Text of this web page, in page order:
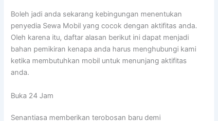
Boleh jadi anda sekarang kebingungan menentukan
penyedia Sewa Mobil yang cocok dengan aktifitas anda.
Oleh karena itu, daftar alasan berikut ini dapat menjadi
bahan pemikiran kenapa anda harus menghubungi kami
ketika membutuhkan mobil untuk menunjang aktifitas
anda.
Buka 24 Jam
Senantiasa memberikan terobosan baru demi